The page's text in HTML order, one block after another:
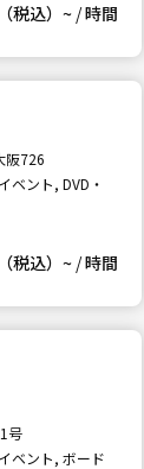
税込）~ /時間
阪726
ベント, DVD・
税込）~ /時間
号
ベント, ボード